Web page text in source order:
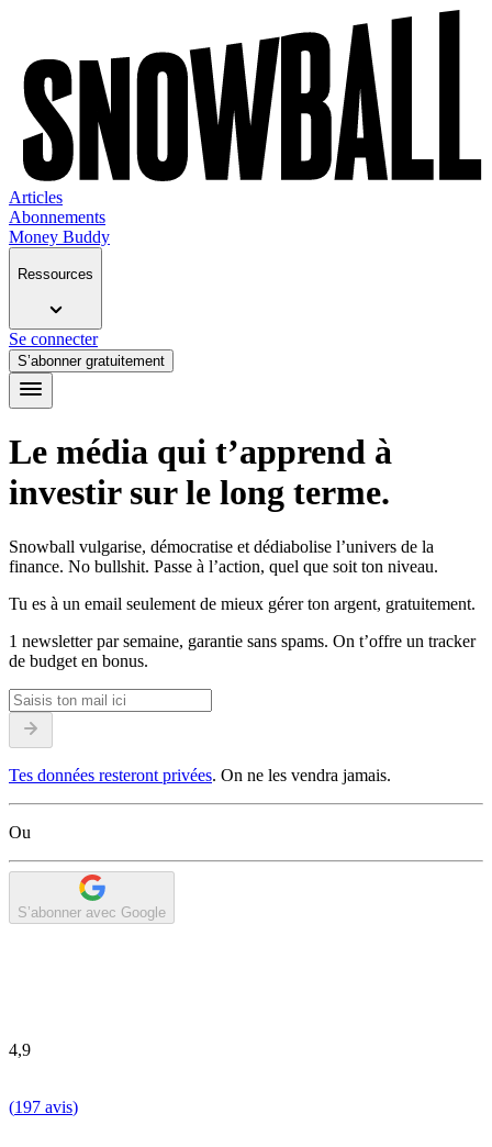
Articles
Abonnements
Money Buddy
Ressources
Se connecter
S’abonner gratuitement
Le média qui t’apprend à
investir sur le long terme.
Snowball vulgarise, démocratise et dédiabolise l’univers de la
finance. No bullshit. Passe à l’action, quel que soit ton niveau.
Tu es à un email seulement de mieux gérer ton argent, gratuitement.
1 newsletter par semaine, garantie sans spams. On t’offre un tracker
de budget en bonus.
Tes données resteront privées. On ne les vendra jamais.
Ou
S’abonner avec Google
4,9
(197 avis)